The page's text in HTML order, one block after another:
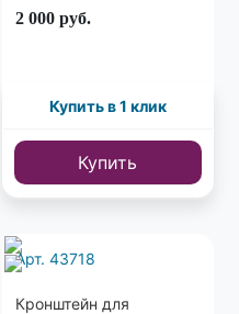
2 000 руб.
Купить в 1 клик
Купить
Арт. 43718
Кронштейн для